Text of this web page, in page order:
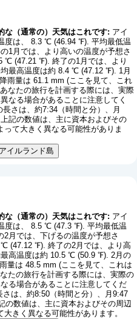
な（通常の）天気はこれです: アイ
度は、 8.3 ℃ (46.94 ℉). 平均最低温
1月では、より高いの温度が予想さ
℃ (47.21 ℉). 終了の1月では、より
最高温度は約 8.4 ℃ (47.12 ℉). 1月
雨量は 61.1 mm (ここを見て、これ
なたの旅行を計画する際には、実際
なる場合があることに注意してく
さは、約7:34（時間と分）、月
記の数値は、主に資本およびその
て大きく異なる可能性がありま
イルランド島
な（通常の）天気はこれです: アイ
度は、 8.5 ℃ (47.3 ℉). 平均最低温
月では、下げるの温度が予想さ
(47.12 ℉). 終了の2月では、より高
高温度は約 10.5 ℃ (50.9 ℉). 2月の
量は 48.5 mm (ここを見て、これは
たの旅行を計画する際には、実際の
る場合があることに注意してくだ
は、約8:50（時間と分）、月9:47
の数値は、主に資本およびその周辺
きく異なる可能性があります。